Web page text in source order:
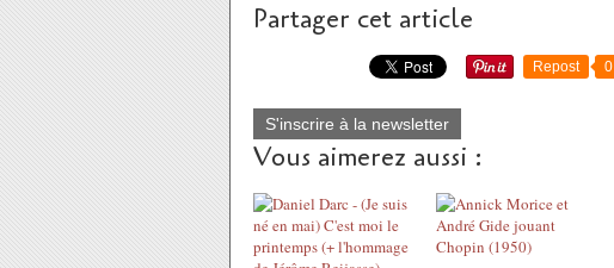
Partager cet article
Repost 0
S'inscrire à la newsletter
Vous aimerez aussi :